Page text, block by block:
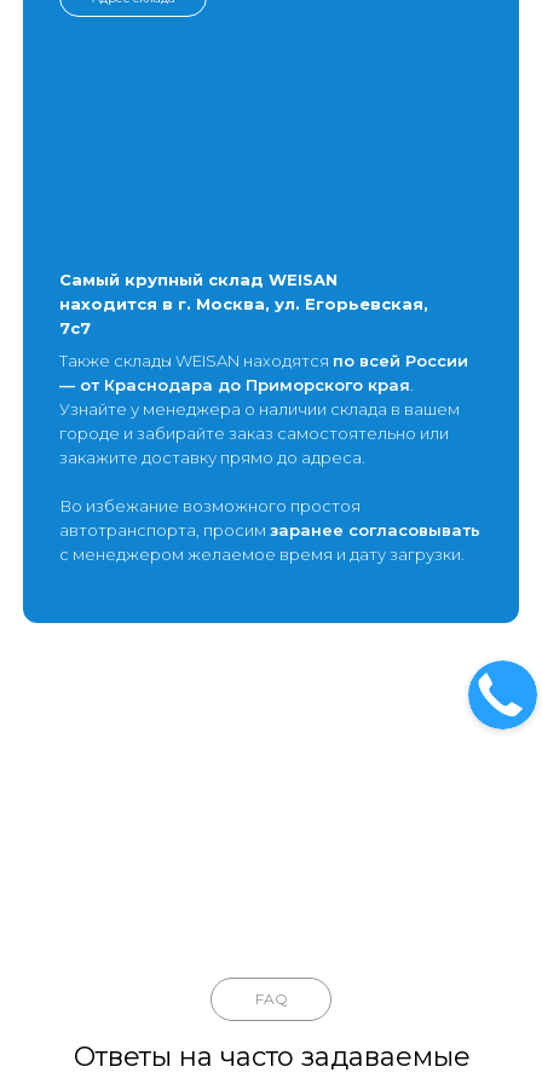
Также склады WEISAN находятся по всей России
— от Краснодара до Приморского края
Узнайте у менеджера о наличии склада в вашем
городе и забирайте заказ самостоятельно или
закажите доставку прямо до адреса.
Во избежание возможного простоя
автотранспорта, просим заранее согласовывать
с менеджером желаемое время и дату загрузки.
Самый крупный склад WEISAN
находится в г. Москва, ул. Егорьевская,
7с7
FAQ
Ответы на часто задаваемые